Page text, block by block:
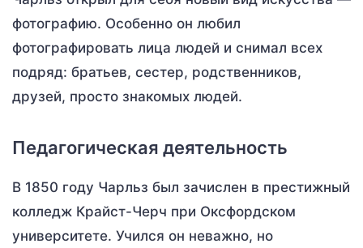
фотографию. Особенно он любил
фотографировать лица людей и снимал всех
подряд: братьев, сестер, родственников,
друзей, просто знакомых людей.
Педагогическая деятельность
В 1850 году Чарльз был зачислен в престижный
колледж Крайст-Черч при Оксфордском
университете. Учился он неважно, но